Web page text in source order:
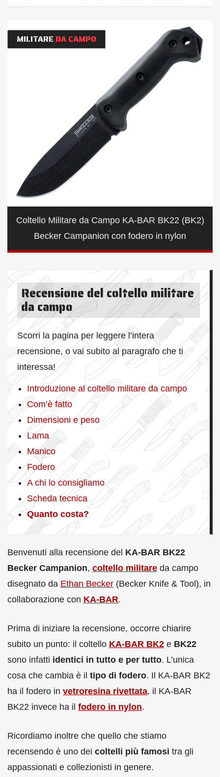
MILITARE DA CAMPO
Coltello Militare da Campo KA-BAR BK22 (BK2)
Becker Campanion con fodero in nylon
Recensione del coltello militare
da campo
Scorri la pagina per leggere l’intera
recensione, o vai subito al paragrafo che ti
interessa!
Introduzione al coltello militare da campo
Com’è fatto
Dimensioni e peso
Lama
Manico
Fodero
A chi lo consigliamo
Scheda tecnica
Quanto costa?
Benvenuti alla recensione del KA-BAR BK22
Becker Campanion, coltello militare da campo
disegnato da Ethan Becker (Becker Knife & Tool), in
collaborazione con KA-BAR.
Prima di iniziare la recensione, occorre chiarire
subito un punto: il coltello KA-BAR BK2 e BK22
sono infatti identici in tutto e per tutto. L’unica
cosa che cambia è il tipo di fodero. Il KA-BAR BK2
ha il fodero in vetroresina rivettata, il KA-BAR
BK22 invece ha il fodero in nylon.
Ricordiamo inoltre che quello che stiamo
recensendo è uno dei coltelli più famosi tra gli
appassionati e collezionisti in genere.